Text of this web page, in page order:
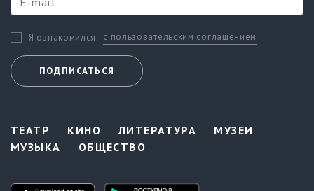
Я ознакомился с пользовательским соглашением
ПОДПИСАТЬСЯ
ТЕАТР КИНО ЛИТЕРАТУРА
МУЗЕИ
МУЗЫКА
ОБЩЕСТВО